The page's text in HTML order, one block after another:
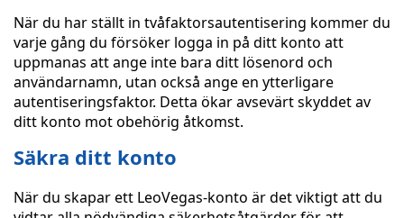
När du har ställt in tvåfaktorsautentisering kommer du
varje gång du försöker logga in på ditt konto att
uppmanas att ange inte bara ditt lösenord och
användarnamn, utan också ange en ytterligare
autentiseringsfaktor. Detta ökar avsevärt skyddet av
ditt konto mot obehörig åtkomst.
Säkra ditt konto
När du skapar ett LeoVegas-konto är det viktigt att du